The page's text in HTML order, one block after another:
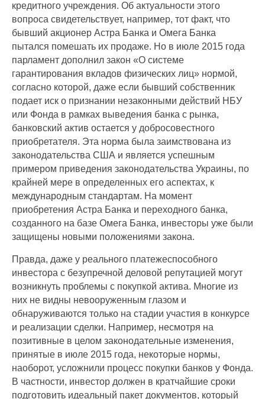
кредитного учреждения. Об актуальности этого
вопроса свидетельствует, например, тот факт, что
бывший акционер Астра Банка и Омега Банка
пытался помешать их продаже. Но в июле 2015 года
парламент дополнил закон «О системе
гарантирования вкладов физических лиц» нормой,
согласно которой, даже если бывший собственник
подает иск о признании незаконными действий НБУ
или Фонда в рамках выведения банка с рынка,
банковский актив остается у добросовестного
приобретателя. Эта норма была заимствована из
законодательства США и является успешным
примером приведения законодательства Украины, по
крайней мере в определенных его аспектах, к
международным стандартам. На момент
приобретения Астра Банка и переходного банка,
созданного на базе Омега Банка, инвесторы уже были
защищены новыми положениями закона.
Правда, даже у реального платежеспособного
инвестора с безупречной деловой репутацией могут
возникнуть проблемы с покупкой актива. Многие из
них не видны невооруженным глазом и
обнаруживаются только на стадии участия в конкурсе
и реализации сделки. Например, несмотря на
позитивные в целом законодательные изменения,
принятые в июле 2015 года, некоторые нормы,
наоборот, усложнили процесс покупки банков у Фонда.
В частности, инвестор должен в кратчайшие сроки
подготовить идеальный пакет документов, который